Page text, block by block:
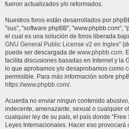
fueron actualizados y/o reformados.
Nuestros foros están desarrollados por
"sus", "software phpBB", "www.phpbb.com",
el cual es una solución de foros liberada
GNU General Public License v2 en Ingles”
puede ser descargada de www.phpbb.com.
facilita discusiones basadas en Internet y la
lo que aprobamos y/o desaprobamos como
permisible. Para más información sobre
https://www.phpbb.com/.
Acuerda no enviar ningun contenido
indecente, amenazante, sexual o cualquier
cualquier ley de su país, el país donde
Leyes Internacionales. Hacer eso provocará